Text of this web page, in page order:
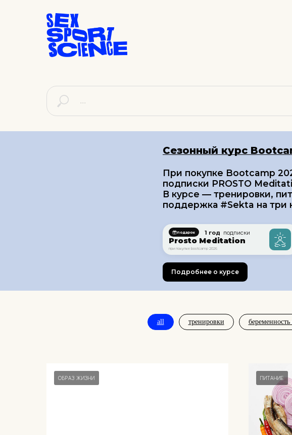
Сезонный курс
При покупке Bootcamp
подписки PROSTO
В курсе — тренировки,
поддержка #Sekta на три
подарок 1 год подписки
Prosto Meditation
при покупке bootcamp 2026
Подробнее о курсе
all тренировки
ОБРАЗ ЖИЗНИ ПИТАНИЕ